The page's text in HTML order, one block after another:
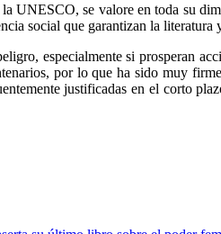
UNESCO, se valore en toda su
social que garantizan la literatura
especialmente si prosperan
por lo que ha sido muy
justificadas en el corto